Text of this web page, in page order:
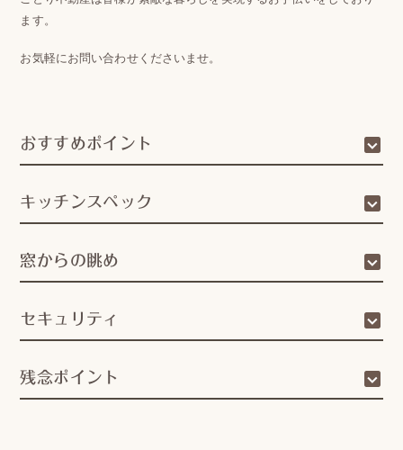
ます。
お気軽にお問い合わせくださいませ。
おすすめポイント
キッチンスペック
窓からの眺め
セキュリティ
残念ポイント